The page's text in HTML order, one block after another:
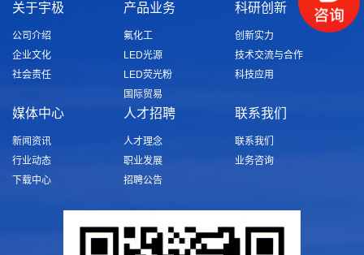
关于宇极
公司介绍
企业文化
社会责任
产品业务
氟化工
LED光源
LED荧光粉
国际贸易
科研创新
创新实力
技术交流与合作
科技应用
媒体中心
新闻资讯
行业动态
下载中心
人才招聘
人才理念
职业发展
招聘公告
联系我们
联系我们
业务咨询